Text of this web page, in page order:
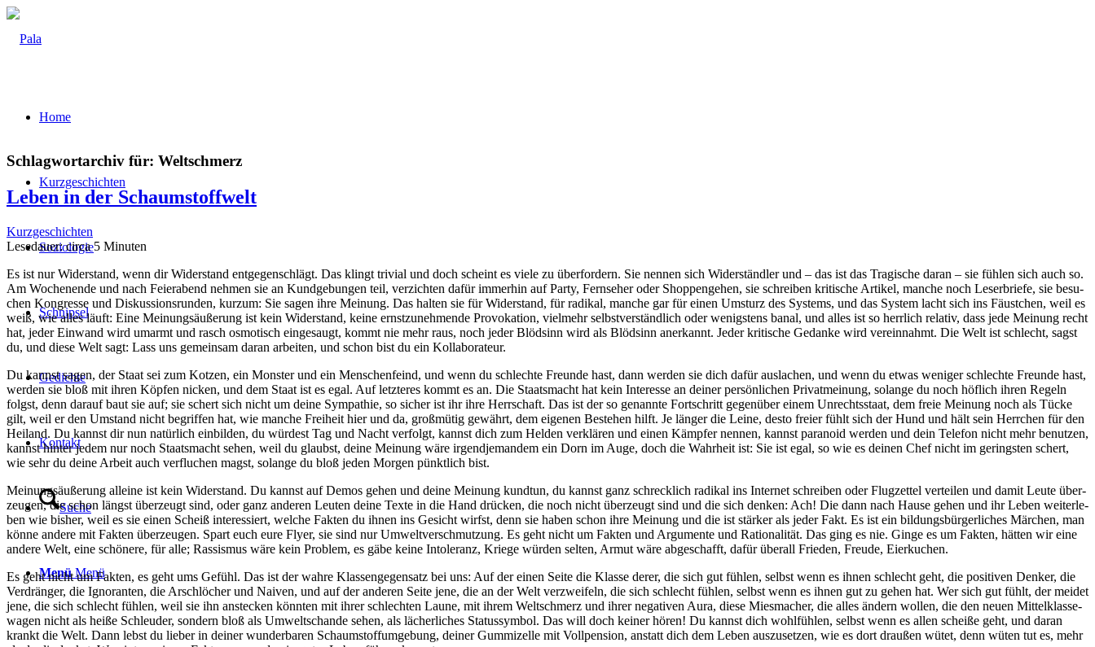
Home
Kurz­ge­schich­ten
Sozio­lo­gie
Schnip­sel
Gedich­te
Kon­takt
Suche
Menü Menü
Schlagwortarchiv für: Weltschmerz
Leben in der Schaumstoffwelt
Kurzgeschichten
Lese­dau­er: cir­ca 5 Minu­ten
Es ist nur Wider­stand, wenn dir Wider­stand ent­ge­gen­schlägt. Das klingt tri­vi­al und doch scheint es vie­le zu über­for­dern. Sie nen­nen sich Wider­ständ­ler und – das ist das Tra­gi­sche dar­an – sie füh­len sich auch so.
Am Wochen­en­de und nach Fei­er­abend neh­men sie an Kund­ge­bun­gen teil, ver­zich­ten dafür immer­hin auf Par­ty, Fern­se­her oder Shop­pen­ge­hen, sie schrei­ben kri­ti­sche Arti­kel, man­che noch Leser­brie­fe, sie besu­
chen Kon­gres­se und Dis­kus­si­ons­run­den, kurz­um: Sie sagen ihre Mei­nung. Das hal­ten sie für Wider­stand, für radi­kal, man­che gar für einen Umsturz des Sys­tems, und das Sys­tem lacht sich ins Fäust­chen, weil es
weiß, wie alles läuft: Eine Mei­nungs­äu­ße­rung ist kein Wider­stand, kei­ne ernst­zu­neh­men­de Pro­vo­ka­ti­on, viel­mehr selbst­ver­ständ­lich oder wenigs­tens banal, und alles ist so herr­lich rela­tiv, dass jede Mei­nung recht
hat, jeder Ein­wand wird umarmt und rasch osmo­tisch ein­ge­saugt, kommt nie mehr raus, noch jeder Blöd­sinn wird als Blöd­sinn aner­kannt. Jeder kri­ti­sche Gedan­ke wird ver­ein­nahmt. Die Welt ist schlecht, sagst
du, und die­se Welt sagt: Lass uns gemein­sam dar­an arbei­ten, und schon bist du ein Kollaborateur.
Du kannst sagen, der Staat sei zum Kot­zen, ein Mons­ter und ein Men­schen­feind, und wenn du schlech­te Freun­de hast, dann wer­den sie dich dafür aus­la­chen, und wenn du etwas weni­ger schlech­te Freun­de hast,
wer­den sie bloß mit ihren Köp­fen nicken, und dem Staat ist es egal. Auf letz­te­res kommt es an. Die Staats­macht hat kein Inter­es­se an dei­ner per­sön­li­chen Pri­vat­mei­nung, solan­ge du noch höf­lich ihren Regeln
folgst, denn dar­auf baut sie auf; sie schert sich nicht um dei­ne Sym­pa­thie, so sicher ist ihr ihre Herr­schaft. Das ist der so genann­te Fort­schritt gegen­über einem Unrechts­staat, dem freie Mei­nung noch als Tücke
gilt, weil er den Umstand nicht begrif­fen hat, wie man­che Frei­heit hier und da, groß­mü­tig gewährt, dem eige­nen Bestehen hilft. Je län­ger die Lei­ne, des­to frei­er fühlt sich der Hund und hält sein Herr­chen für den
Hei­land. Du kannst dir nun natür­lich ein­bil­den, du wür­dest Tag und Nacht ver­folgt, kannst dich zum Hel­den ver­klä­ren und einen Kämp­fer nen­nen, kannst para­no­id wer­den und dein Tele­fon nicht mehr benut­zen,
kannst hin­ter jedem nur noch Staats­macht sehen, weil du glaubst, dei­ne Mei­nung wäre irgend­je­man­dem ein Dorn im Auge, doch die Wahr­heit ist: Sie ist egal, so wie es dei­nen Chef nicht im gerings­ten schert,
wie sehr du dei­ne Arbeit auch ver­flu­chen magst, solan­ge du bloß jeden Mor­gen pünkt­lich bist.
Mei­nungs­äu­ße­rung allei­ne ist kein Wider­stand. Du kannst auf Demos gehen und dei­ne Mei­nung kund­tun, du kannst ganz schreck­lich radi­kal ins Inter­net schrei­ben oder Flug­zet­tel ver­tei­len und damit Leu­te über­
zeu­gen, die schon längst über­zeugt sind, oder ganz ande­ren Leu­ten dei­ne Tex­te in die Hand drü­cken, die noch nicht über­zeugt sind und die sich den­ken: Ach! Die dann nach Hau­se gehen und ihr Leben wei­ter­le­
ben wie bis­her, weil es sie einen Scheiß inter­es­siert, wel­che Fak­ten du ihnen ins Gesicht wirfst, denn sie haben schon ihre Mei­nung und die ist stär­ker als jeder Fakt. Es ist ein bil­dungs­bür­ger­li­ches Mär­chen, man
kön­ne ande­re mit Fak­ten über­zeu­gen. Spart euch eure Fly­er, sie sind nur Umwelt­ver­schmut­zung. Es geht nicht um Fak­ten und Argu­men­te und Ratio­na­li­tät. Das ging es nie. Gin­ge es um Fak­ten, hät­ten wir eine
ande­re Welt, eine schö­ne­re, für alle; Ras­sis­mus wäre kein Pro­blem, es gäbe kei­ne Into­le­ranz, Krie­ge wür­den sel­ten, Armut wäre abge­schafft, dafür über­all Frie­den, Freu­de, Eierkuchen.
Es geht nicht um Fak­ten, es geht ums Gefühl. Das ist der wah­re Klas­sen­ge­gen­satz bei uns: Auf der einen Sei­te die Klas­se derer, die sich gut füh­len, selbst wenn es ihnen schlecht geht, die posi­ti­ven Den­ker, die
Ver­drän­ger, die Igno­ran­ten, die Arsch­lö­cher und Nai­ven, und auf der ande­ren Sei­te jene, die an der Welt ver­zwei­feln, die sich schlecht füh­len, selbst wenn es ihnen gut zu gehen hat. Wer sich gut fühlt, der mei­det
jene, die sich schlecht füh­len, weil sie ihn anste­cken könn­ten mit ihrer schlech­ten Lau­ne, mit ihrem Welt­schmerz und ihrer nega­ti­ven Aura, die­se Mies­ma­cher, die alles ändern wol­len, die den neu­en Mit­tel­klas­se­
wa­gen nicht als hei­ße Schleu­der, son­dern bloß als Umwelt­schan­de sehen, als lächer­li­ches Sta­tus­sym­bol. Das will doch kei­ner hören! Du kannst dich wohl­füh­len, selbst wenn es allen schei­ße geht, und dar­an
krankt die Welt. Dann lebst du lie­ber in dei­ner wun­der­ba­ren Schaum­stoff­um­ge­bung, dei­ner Gum­mi­zel­le mit Voll­pen­si­on, anstatt dich dem Leben aus­zu­set­zen, wie es dort drau­ßen wütet, denn wüten tut es, mehr